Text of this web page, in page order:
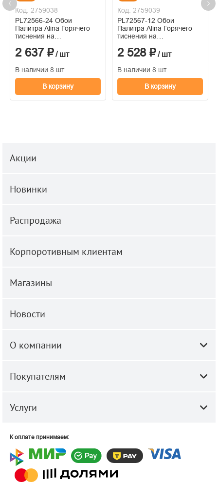
Код: 2759038
PL72566-24 Обои
Палитра Alina Горячего
тиснения на
1.06м x 10.05
2 637 ₽/ шт
В наличии 8 шт
В корзину
Код: 2759039
PL72567-12 Обои
Палитра Alina Горячего
тиснения на
1.06м x 10.05
2 528 ₽/ шт
В наличии 8 шт
В корзину
Акции
Новинки
Распродажа
Корпоротивным клиентам
Магазины
Новости
О компании
Покупателям
Услуги
К оплате принимаем: